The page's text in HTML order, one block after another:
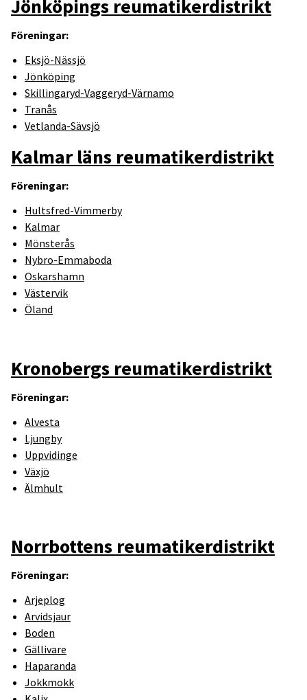
Jönköpings reumatikerdistrikt
Föreningar:
Eksjö-Nässjö
Jönköping
Skillingaryd-Vaggeryd-Värnamo
Tranås
Vetlanda-Sävsjö
Kalmar läns reumatikerdistrikt
Föreningar:
Hultsfred-Vimmerby
Kalmar
Mönsterås
Nybro-Emmaboda
Oskarshamn
Västervik
Öland
Kronobergs reumatikerdistrikt
Föreningar:
Alvesta
Ljungby
Uppvidinge
Växjö
Älmhult
Norrbottens reumatikerdistrikt
Föreningar:
Arjeplog
Arvidsjaur
Boden
Gällivare
Haparanda
Jokkmokk